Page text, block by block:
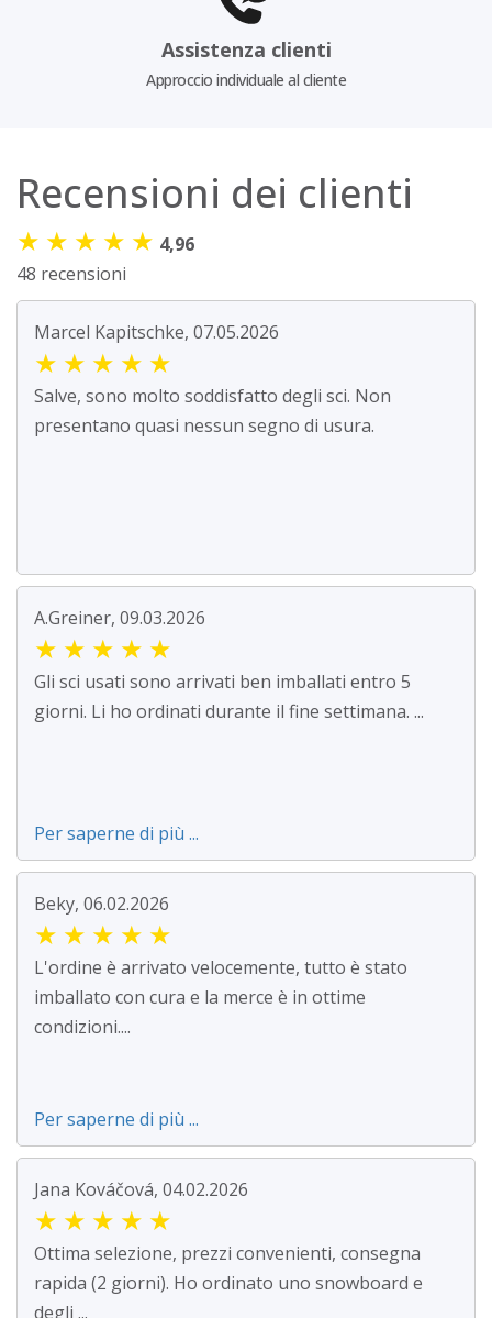
Assistenza clienti
Approccio individuale al cliente
Recensioni dei clienti
★ ★ ★ ★ ★ 4,96
48 recensioni
Marcel Kapitschke, 07.05.2026
★ ★ ★ ★ ★
Salve, sono molto soddisfatto degli sci. Non
presentano quasi nessun segno di usura.
A.Greiner, 09.03.2026
★ ★ ★ ★ ★
Gli sci usati sono arrivati ben imballati entro 5
giorni. Li ho ordinati durante il fine settimana. ...
Per saperne di più ...
Beky, 06.02.2026
★ ★ ★ ★ ★
L'ordine è arrivato velocemente, tutto è stato
imballato con cura e la merce è in ottime
condizioni....
Per saperne di più ...
Jana Kováčová, 04.02.2026
★ ★ ★ ★ ★
Ottima selezione, prezzi convenienti, consegna
rapida (2 giorni). Ho ordinato uno snowboard e
degli ...